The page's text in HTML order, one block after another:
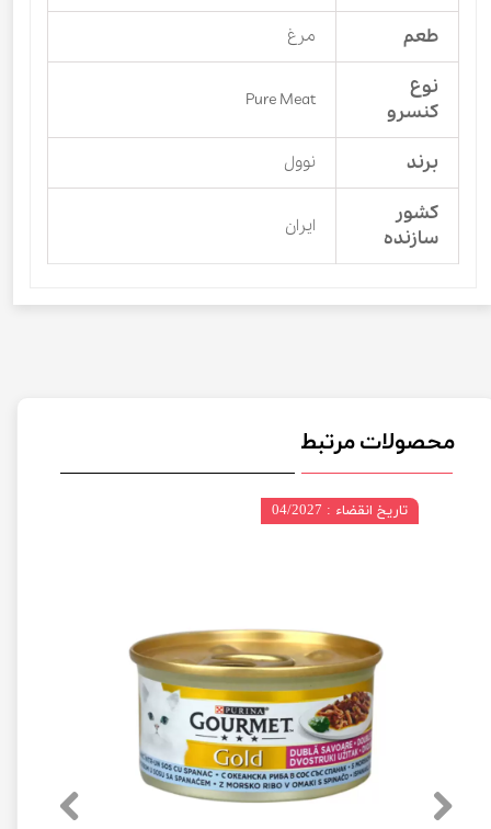
طعم مرغ
نوع
کنسرو
Pure Meat
برند نوول
کشور
سازنده
ایران
محصولات مرتبط
تاریخ انقضاء : 04/2027